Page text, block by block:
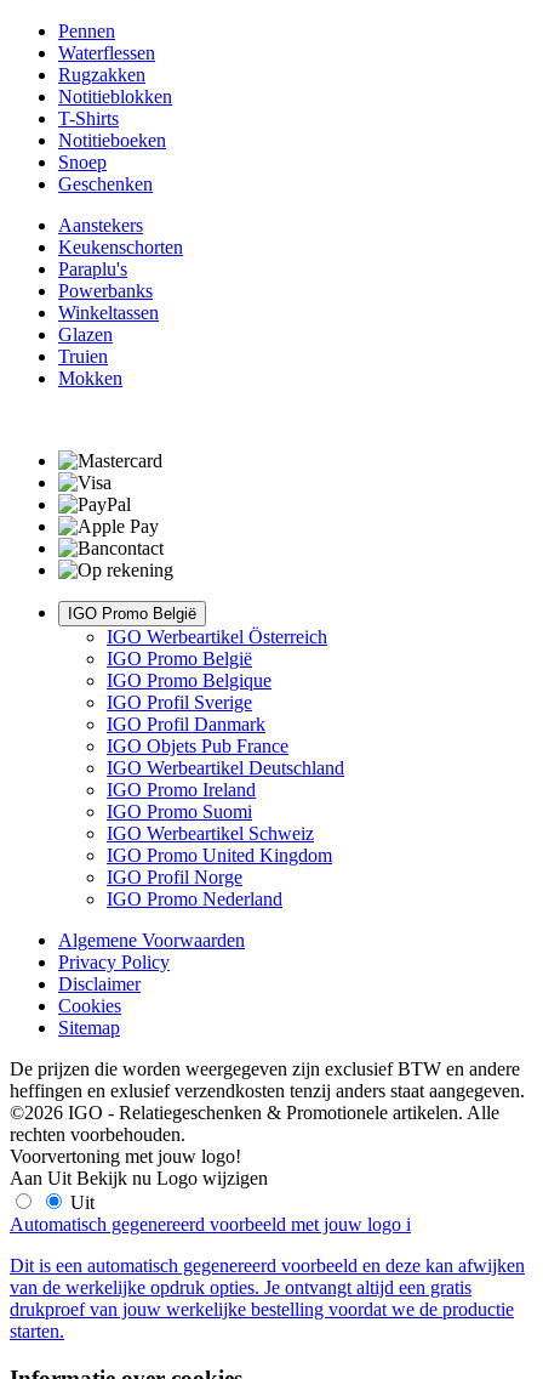
Pennen
Waterflessen
Rugzakken
Notitieblokken
T-Shirts
Notitieboeken
Snoep
Geschenken
Aanstekers
Keukenschorten
Paraplu's
Powerbanks
Winkeltassen
Glazen
Truien
Mokken
IGO Promo België
IGO Werbeartikel Österreich
IGO Promo België
IGO Promo Belgique
IGO Profil Sverige
IGO Profil Danmark
IGO Objets Pub France
IGO Werbeartikel Deutschland
IGO Promo Ireland
IGO Promo Suomi
IGO Werbeartikel Schweiz
IGO Promo United Kingdom
IGO Profil Norge
IGO Promo Nederland
Algemene Voorwaarden
Privacy Policy
Disclaimer
Cookies
Sitemap
De prijzen die worden weergegeven zijn exclusief BTW en andere
heffingen en exlusief verzendkosten tenzij anders staat aangegeven.
©2026 IGO - Relatiegeschenken & Promotionele artikelen. Alle
rechten voorbehouden.
Voorvertoning met jouw logo!
Aan Uit Bekijk nu Logo wijzigen
Uit
Automatisch gegenereerd voorbeeld met jouw logo i
Dit is een automatisch gegenereerd voorbeeld en deze kan afwijken
van de werkelijke opdruk opties. Je ontvangt altijd een gratis
drukproef van jouw werkelijke bestelling voordat we de productie
starten.